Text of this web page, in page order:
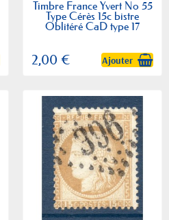
Timbre France Yvert No 55
Type Cérès 15c bistre
Oblitéré CaD type 17
2,00 € Ajouter